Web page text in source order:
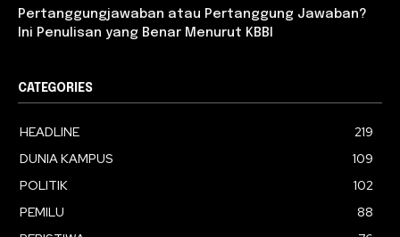
Pertanggungjawaban atau Pertanggung Jawaban?
Ini Penulisan yang Benar Menurut KBBI
CATEGORIES
HEADLINE
219
DUNIA KAMPUS
109
POLITIK
102
PEMILU
88